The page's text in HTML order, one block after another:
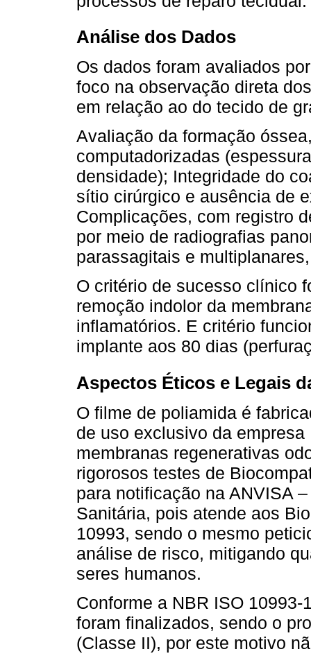
Análise dos Dados
Os dados foram avaliados
foco na observação direta
em relação ao do tecido de
Avaliação da formação
computadorizadas
densidade); Integridade do
sítio cirúrgico e ausência de
Complicações, com registro
por meio de radiografias
parassagitais e
O critério de sucesso clínico
remoção indolor da
inflamatórios. E critério
implante aos 80 dias
Aspectos Éticos e Legais
O filme de poliamida é
de uso exclusivo da
membranas regenerativas
rigorosos testes de
para notificação na ANVISA
Sanitária, pois atende aos
10993, sendo o mesmo
análise de risco, mitigando
seres humanos.
Conforme a NBR ISO
foram finalizados, sendo o
(Classe II), por este motivo